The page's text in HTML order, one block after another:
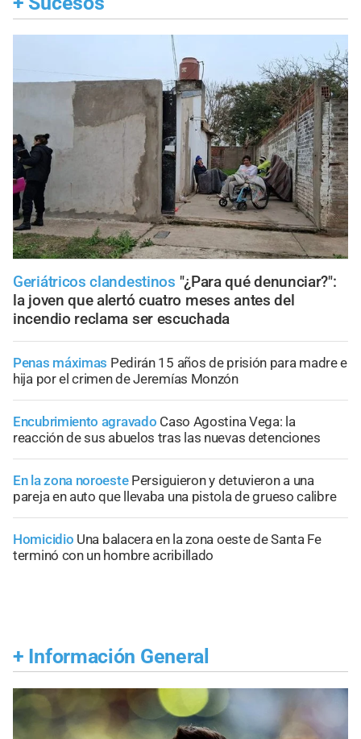
Geriátricos clandestinos "¿Para qué denunciar?":
la joven que alertó cuatro meses antes del
incendio reclama ser escuchada
Penas máximas Pedirán 15 años de prisión para madre e
hija por el crimen de Jeremías Monzón
Encubrimiento agravado Caso Agostina Vega: la
reacción de sus abuelos tras las nuevas detenciones
En la zona noroeste Persiguieron y detuvieron a una
pareja en auto que llevaba una pistola de grueso calibre
Homicidio Una balacera en la zona oeste de Santa Fe
terminó con un hombre acribillado
+ Información General